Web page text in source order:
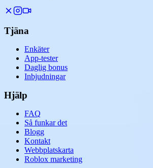
Tjäna
Enkäter
App-tester
Daglig bonus
Inbjudningar
Hjälp
FAQ
Så funkar det
Blogg
Kontakt
Webbplatskarta
Roblox marketing